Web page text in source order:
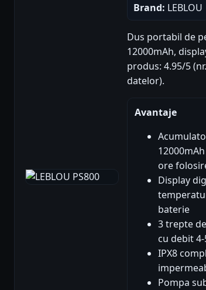
Brand: LEBLOU
Dus portabil de
12000mAh,
produs: 4.95/5
datelor).
Avantaje
ore
Display
baterie
3 trepte
cu debit
IPX8
Pompa